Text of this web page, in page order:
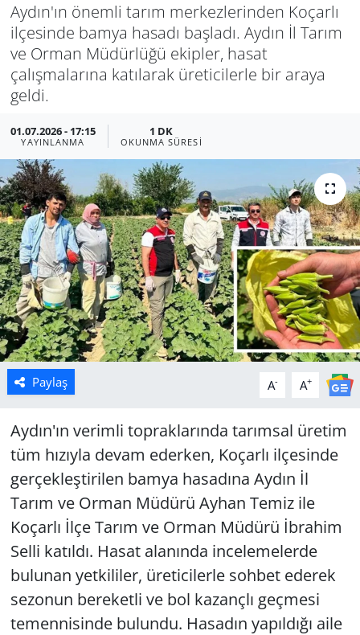
Aydın'ın önemli tarım merkezlerinden Koçarlı
ilçesinde bamya hasadı başladı. Aydın İl Tarım
ve Orman Müdürlüğü ekipler, hasat
çalışmalarına katılarak üreticilerle bir araya
geldi.
01.07.2026 - 17:15
YAYINLANMA
1 DK
OKUNMA SÜRESI
Paylaş A- A+
Aydın'ın verimli topraklarında tarımsal üretim
tüm hızıyla devam ederken, Koçarlı ilçesinde
gerçekleştirilen bamya hasadına Aydın İl
Tarım ve Orman Müdürü Ayhan Temiz ile
Koçarlı İlçe Tarım ve Orman Müdürü İbrahim
Selli katıldı. Hasat alanında incelemelerde
bulunan yetkililer, üreticilerle sohbet ederek
sezonun bereketli ve bol kazançlı geçmesi
temennisinde bulundu. Hasadın yapıldığı aile
Izmir
Kütahya
Politika
Uşak